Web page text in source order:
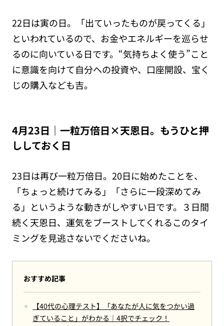
22日は寅の日。
「出ていったものが戻ってくる」
といわれているので、お金やエネルギーを巡らせ
るのに向いている日です。“気持ちよく使う”こと
に意識を向けて自分への投資や、口座開設、宝く
じの購入なども吉。
4月23日｜一粒万倍日×天恩日。もうひと押
ししておく日
23日は再び一粒万倍日。20日に始めたことを、
「ちょっと続けてみる」「さらに一段深めてみ
る」というような動きがしやすい日です。３日間
続く天恩日、運気をブーストしてくれるこのタイ
ミングを見逃さないでくださいね。
おすすめ記事
【40代の心理テスト】「あなたが人に気をつかい過
ぎていること」がわかる｜4択でチェック！